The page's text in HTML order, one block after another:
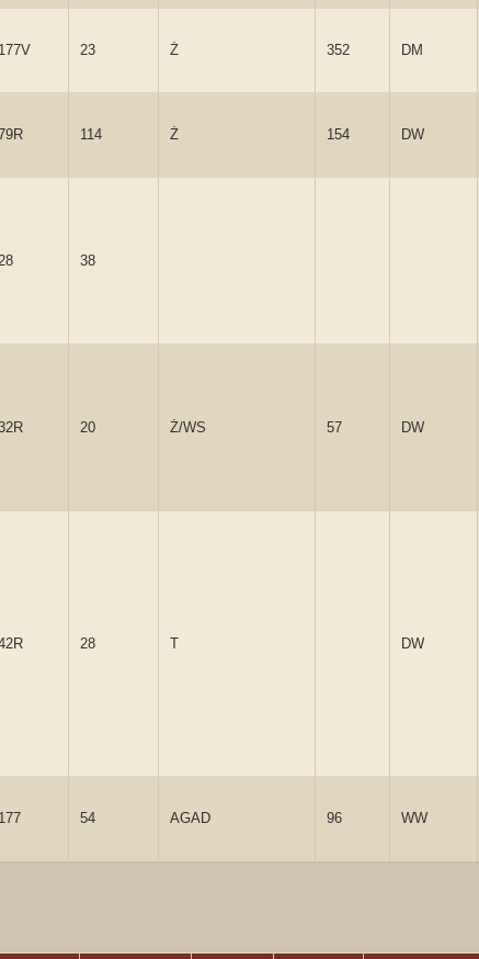
177V 23 Ż 352 DM
114 Ż 154 DW
38
20 Ż/WS 57 DW
28 T DW
177 54 AGAD 96 WW